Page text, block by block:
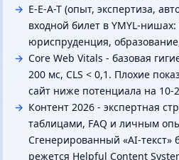
E-E-A-T (опыт, экспертиза,
входной билет в YMYL-
юриспруденция,
Core Web Vitals - базовая
200 мс, CLS < 0,1. Плохие
сайт ниже потенциала на 10-
Контент 2026 - экспертная
таблицами, FAQ и личным
Сгенерированный «AI-текст»
режется Helpful Content